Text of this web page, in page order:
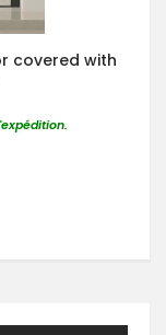
covered with